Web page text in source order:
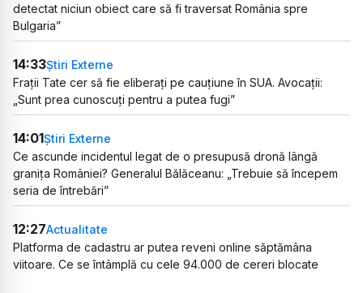
detectat niciun obiect care să fi traversat România spre
Bulgaria”
14:33Știri Externe
Frații Tate cer să fie eliberați pe cauțiune în SUA. Avocații:
„Sunt prea cunoscuți pentru a putea fugi”
14:01Știri Externe
Ce ascunde incidentul legat de o presupusă dronă lângă
granița României? Generalul Bălăceanu: „Trebuie să începem
seria de întrebări”
12:27Actualitate
Platforma de cadastru ar putea reveni online săptămâna
viitoare. Ce se întâmplă cu cele 94.000 de cereri blocate